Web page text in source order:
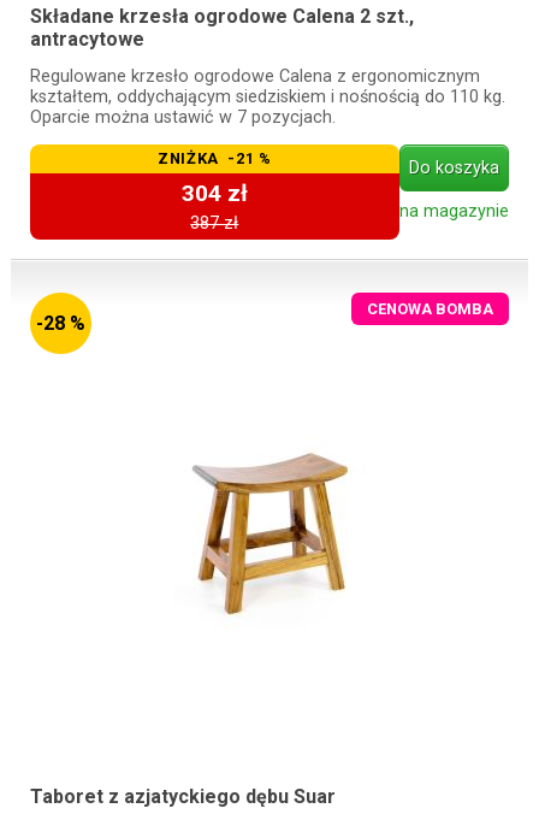
Składane krzesła ogrodowe Calena 2 szt.,
antracytowe
Regulowane krzesło ogrodowe Calena z ergonomicznym
kształtem, oddychającym siedziskiem i nośnością do 110 kg.
Oparcie można ustawić w 7 pozycjach.
ZNIŻKA -21 %
304 zł
387 zł
Do koszyka
na magazynie
-28 %
CENOWA BOMBA
Taboret z azjatyckiego dębu Suar